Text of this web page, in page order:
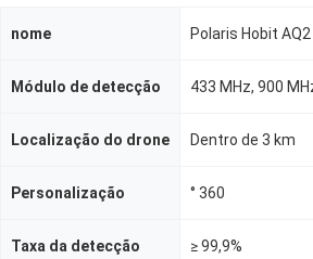
nome Polaris Hobit AQ2
Módulo de detecção
Localização do drone Dentro de 3 km
Personalização ° 360
Taxa da detecção ≥ 99,9%